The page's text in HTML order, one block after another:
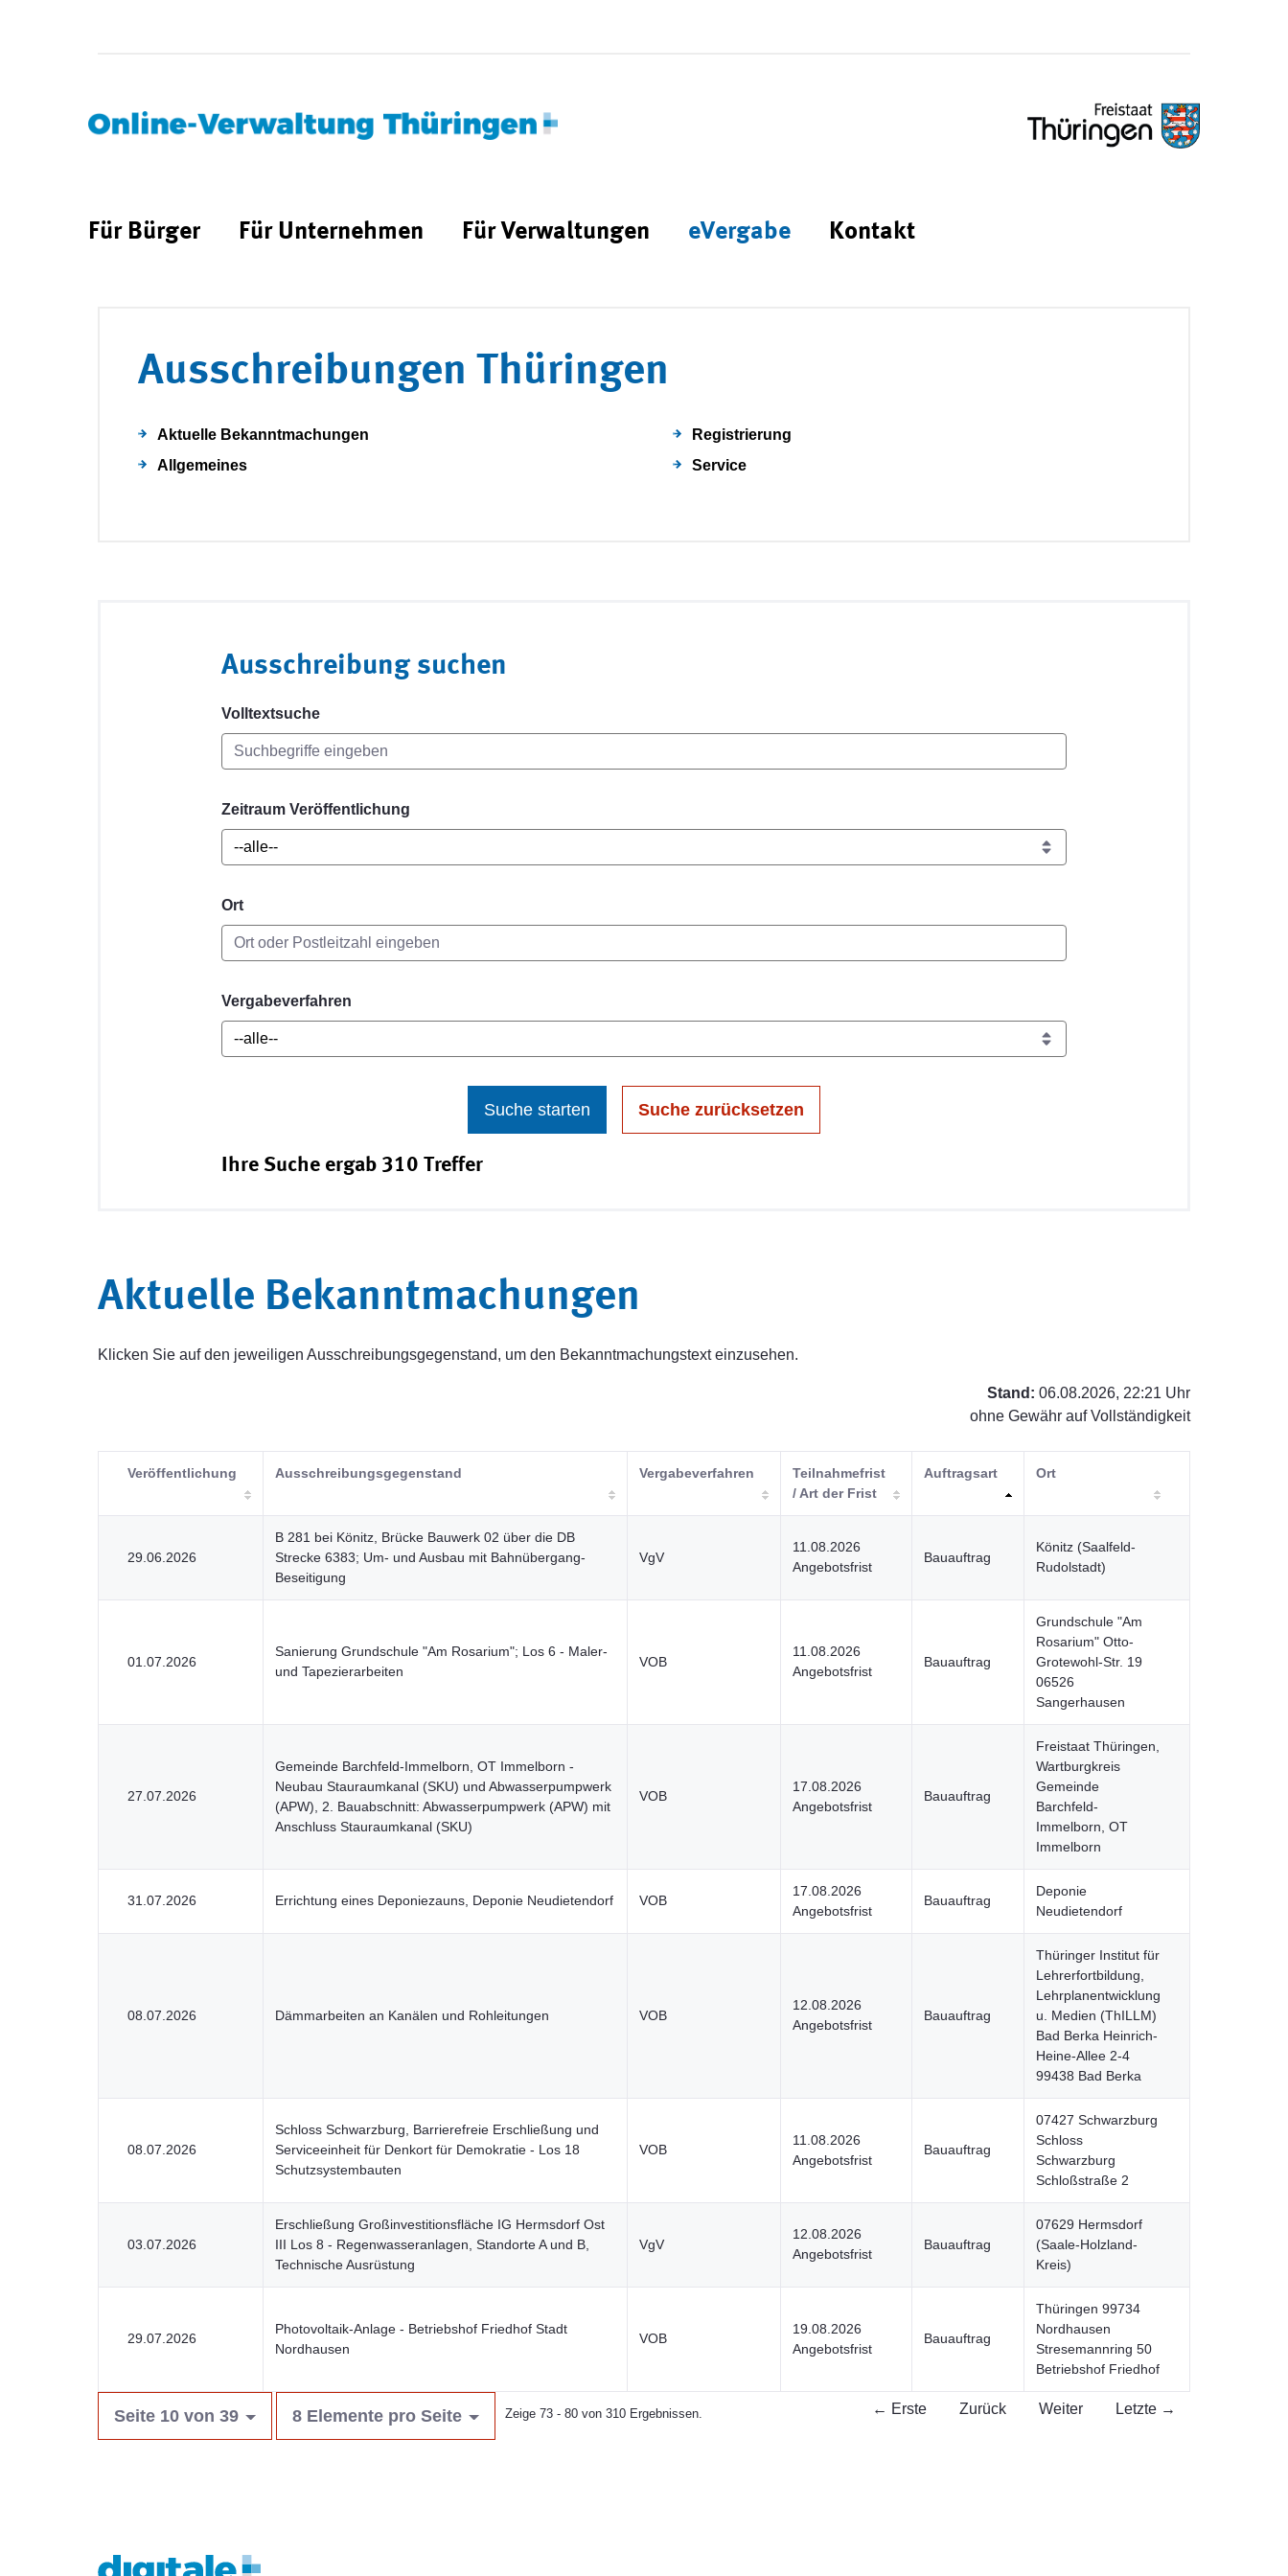
Für Bürger Für Unternehmen Für Verwaltungen eVergabe Kontakt
Ausschreibungen Thüringen
Aktuelle Bekanntmachungen
Allgemeines
Registrierung
Service
Ausschreibung suchen
Volltextsuche
Zeitraum Veröffentlichung
Ort
Vergabeverfahren
Suche starten Suche zurücksetzen
Ihre Suche ergab 310 Treffer
Aktuelle Bekanntmachungen
Klicken Sie auf den jeweiligen Ausschreibungsgegenstand, um den Bekanntmachungstext einzusehen.
Stand: 06.08.2026, 22:21 Uhr
ohne Gewähr auf Vollständigkeit
Veröffentlichung Ausschreibungsgegenstand Vergabeverfahren
Teilnahmefrist
/ Art der Frist
Auftragsart Ort
29.06.2026
B 281 bei Könitz, Brücke Bauwerk 02 über die DB
Strecke 6383; Um- und Ausbau mit Bahnübergang-
Beseitigung
VgV
11.08.2026
Angebotsfrist
Bauauftrag
Könitz (Saalfeld-
Rudolstadt)
01.07.2026
Sanierung Grundschule "Am Rosarium"; Los 6 - Maler-
und Tapezierarbeiten
VOB
11.08.2026
Angebotsfrist
Bauauftrag
Grundschule "Am
Rosarium" Otto-
Grotewohl-Str. 19
06526
Sangerhausen
27.07.2026
Gemeinde Barchfeld-Immelborn, OT Immelborn -
Neubau Stauraumkanal (SKU) und Abwasserpumpwerk
(APW), 2. Bauabschnitt: Abwasserpumpwerk (APW) mit
Anschluss Stauraumkanal (SKU)
VOB
17.08.2026
Angebotsfrist
Bauauftrag
Freistaat Thüringen,
Wartburgkreis
Gemeinde
Barchfeld-
Immelborn, OT
Immelborn
31.07.2026 Errichtung eines Deponiezauns, Deponie Neudietendorf VOB
17.08.2026
Angebotsfrist
Bauauftrag
Deponie
Neudietendorf
08.07.2026 Dämmarbeiten an Kanälen und Rohleitungen VOB
12.08.2026
Angebotsfrist
Bauauftrag
Thüringer Institut für
Lehrerfortbildung,
Lehrplanentwicklung
u. Medien (ThILLM)
Bad Berka Heinrich-
Heine-Allee 2-4
99438 Bad Berka
08.07.2026
Schloss Schwarzburg, Barrierefreie Erschließung und
Serviceeinheit für Denkort für Demokratie - Los 18
Schutzsystembauten
VOB
11.08.2026
Angebotsfrist
Bauauftrag
07427 Schwarzburg
Schloss
Schwarzburg
Schloßstraße 2
03.07.2026
Erschließung Großinvestitionsfläche IG Hermsdorf Ost
III Los 8 - Regenwasseranlagen, Standorte A und B,
Technische Ausrüstung
VgV
12.08.2026
Angebotsfrist
Bauauftrag
07629 Hermsdorf
(Saale-Holzland-
Kreis)
29.07.2026
Photovoltaik-Anlage - Betriebshof Friedhof Stadt
Nordhausen
VOB
19.08.2026
Angebotsfrist
Bauauftrag
Thüringen 99734
Nordhausen
Stresemannring 50
Betriebshof Friedhof
Seite 10 von 39 8 Elemente pro Seite Zeige 73 - 80 von 310 Ergebnissen. ← Erste Zurück Weiter Letzte →